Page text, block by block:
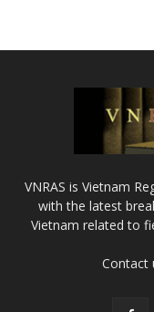
VNRAS is Vietnam
with the latest
Vietnam related to
Contact